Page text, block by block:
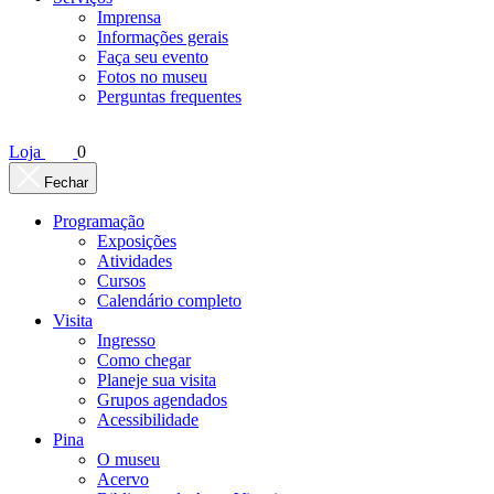
Imprensa
Informações gerais
Faça seu evento
Fotos no museu
Perguntas frequentes
Loja 0
Fechar
Programação
Exposições
Atividades
Cursos
Calendário completo
Visita
Ingresso
Como chegar
Planeje sua visita
Grupos agendados
Acessibilidade
Pina
O museu
Acervo